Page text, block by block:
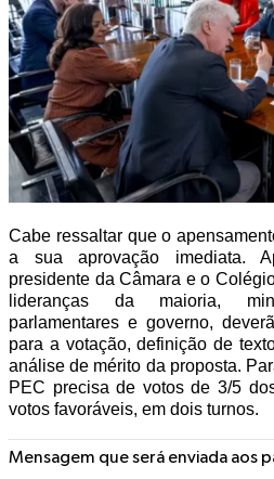
Cabe ressaltar que o
a sua aprovação imediata.
presidente da Câmara e o
lideranças da maioria,
parlamentares e governo,
para a votação, definição de
análise de mérito da proposta.
PEC precisa de votos de 3/5
votos favoráveis, em dois turnos.
Mensagem que será enviada aos